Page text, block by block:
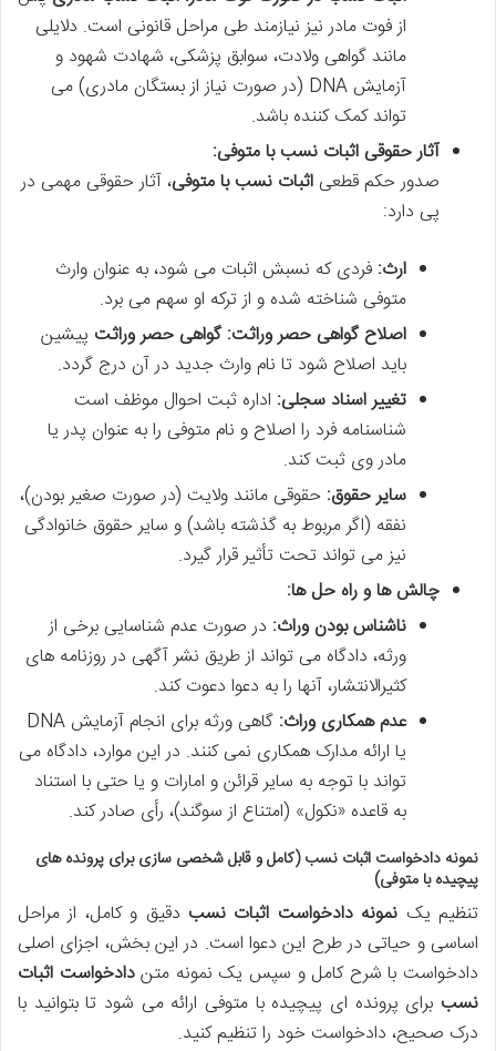
از فوت مادر نیز نیازمند طی مراحل قانونی است. دلایلی
مانند گواهی ولادت، سوابق پزشکی، شهادت شهود و
آزمایش DNA (در صورت نیاز از بستگان مادری) می
تواند کمک کننده باشد.
آثار حقوقی اثبات نسب با متوفی:
صدور حکم قطعی اثبات نسب با متوفی، آثار حقوقی مهمی در
پی دارد:
ارث: فردی که نسبش اثبات می شود، به عنوان وارث
متوفی شناخته شده و از ترکه او سهم می برد.
اصلاح گواهی حصر وراثت: گواهی حصر وراثت پیشین
باید اصلاح شود تا نام وارث جدید در آن درج گردد.
تغییر اسناد سجلی: اداره ثبت احوال موظف است
شناسنامه فرد را اصلاح و نام متوفی را به عنوان پدر یا
مادر وی ثبت کند.
سایر حقوق: حقوقی مانند ولایت (در صورت صغیر بودن)،
نفقه (اگر مربوط به گذشته باشد) و سایر حقوق خانوادگی
نیز می تواند تحت تأثیر قرار گیرد.
چالش ها و راه حل ها:
ناشناس بودن وراث: در صورت عدم شناسایی برخی از
ورثه، دادگاه می تواند از طریق نشر آگهی در روزنامه های
کثیرالانتشار، آنها را به دعوا دعوت کند.
عدم همکاری وراث:
گاهی ورثه برای انجام آزمایش DNA
یا ارائه مدارک همکاری نمی کنند. در این موارد، دادگاه می
تواند با توجه به سایر قرائن و امارات و یا حتی با استناد
به قاعده «نکول» (امتناع از سوگند)، رأی صادر کند.
نمونه دادخواست اثبات نسب (کامل و قابل شخصی سازی برای پرونده های
پیچیده با متوفی)
تنظیم یک نمونه دادخواست اثبات نسب دقیق و کامل، از مراحل
اساسی و حیاتی در طرح این دعوا است. در این بخش، اجزای اصلی
دادخواست با شرح کامل و سپس یک نمونه متندادخواست اثبات
نسب برای پرونده ای پیچیده با متوفی ارائه می شود تا بتوانید با
درک صحیح، دادخواست خود را تنظیم کنید.